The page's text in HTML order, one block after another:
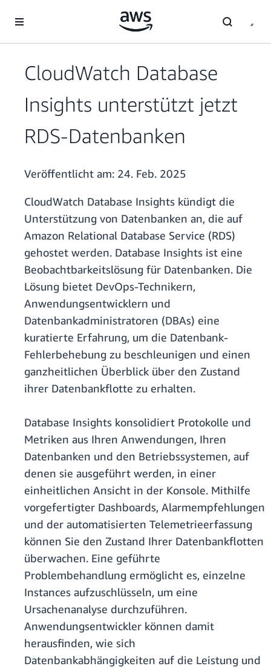
Überspringen zum Hauptinhalt
CloudWatch Database
Insights unterstützt jetzt
RDS-Datenbanken
Veröffentlicht am: 24. Feb. 2025
CloudWatch Database Insights kündigt die
Unterstützung von Datenbanken an, die auf
Amazon Relational Database Service (RDS)
gehostet werden. Database Insights ist eine
Beobachtbarkeitslösung für Datenbanken. Die
Lösung bietet DevOps-Technikern,
Anwendungsentwicklern und
Datenbankadministratoren (DBAs) eine
kuratierte Erfahrung, um die Datenbank-
Fehlerbehebung zu beschleunigen und einen
ganzheitlichen Überblick über den Zustand
ihrer Datenbankflotte zu erhalten.
Database Insights konsolidiert Protokolle und
Metriken aus Ihren Anwendungen, Ihren
Datenbanken und den Betriebssystemen, auf
denen sie ausgeführt werden, in einer
einheitlichen Ansicht in der Konsole. Mithilfe
vorgefertigter Dashboards, Alarmempfehlungen
und der automatisierten Telemetrieerfassung
können Sie den Zustand Ihrer Datenbankflotten
überwachen. Eine geführte
Problembehandlung ermöglicht es, einzelne
Instances aufzuschlüsseln, um eine
Ursachenanalyse durchzuführen.
Anwendungsentwickler können damit
herausfinden, wie sich
Datenbankabhängigkeiten auf die Leistung und